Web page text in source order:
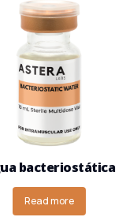
bacteriostática
Read more